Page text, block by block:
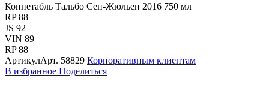
Коннетабль Тальбо Сен-Жюльен 2016 750 мл
RP 88
JS 92
VIN 89
RP 88
АртикулАрт. 58829 Корпоративным клиентам
В избранное Поделиться